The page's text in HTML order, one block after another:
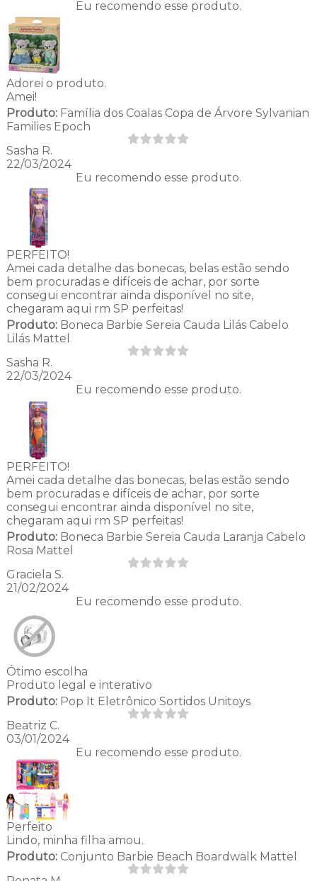
Eu recomendo esse produto.
Adorei o produto.
Amei!
Produto:Família dos Coalas Copa de Árvore Sylvanian
Families Epoch
Sasha R.
22/03/2024
Eu recomendo esse produto.
PERFEITO!
Amei cada detalhe das bonecas, belas estão sendo
bem procuradas e difíceis de achar, por sorte
consegui encontrar ainda disponível no site,
chegaram aqui rm SP perfeitas!
Produto:Boneca Barbie Sereia Cauda Lilás Cabelo
Lilás Mattel
Sasha R.
22/03/2024
Eu recomendo esse produto.
PERFEITO!
Amei cada detalhe das bonecas, belas estão sendo
bem procuradas e difíceis de achar, por sorte
consegui encontrar ainda disponível no site,
chegaram aqui rm SP perfeitas!
Produto:Boneca Barbie Sereia Cauda Laranja Cabelo
Rosa Mattel
Graciela S.
21/02/2024
Eu recomendo esse produto.
Ótimo escolha
Produto legal e interativo
Produto:Pop It Eletrônico Sortidos Unitoys
Beatriz C.
03/01/2024
Eu recomendo esse produto.
Perfeito
Lindo, minha filha amou.
Produto:Conjunto Barbie Beach Boardwalk Mattel